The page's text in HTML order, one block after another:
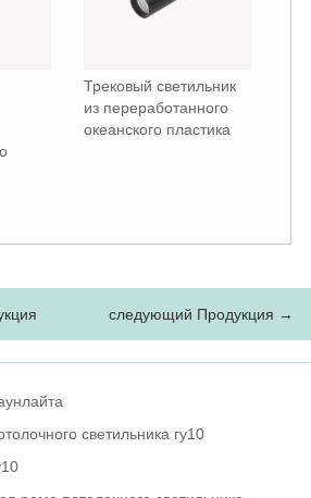
Трековый светильник
из переработанного
океанского пластика
следующий Продукция →
светильника гу10